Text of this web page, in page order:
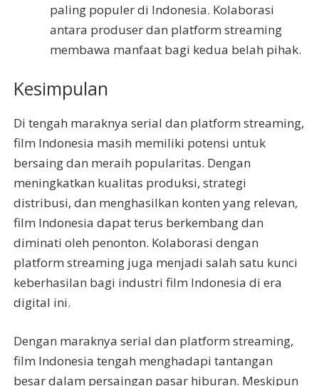
paling populer di Indonesia. Kolaborasi
antara produser dan platform streaming
membawa manfaat bagi kedua belah pihak.
Kesimpulan
Di tengah maraknya serial dan platform streaming,
film Indonesia masih memiliki potensi untuk
bersaing dan meraih popularitas. Dengan
meningkatkan kualitas produksi, strategi
distribusi, dan menghasilkan konten yang relevan,
film Indonesia dapat terus berkembang dan
diminati oleh penonton. Kolaborasi dengan
platform streaming juga menjadi salah satu kunci
keberhasilan bagi industri film Indonesia di era
digital ini.
Dengan maraknya serial dan platform streaming,
film Indonesia tengah menghadapi tantangan
besar dalam persaingan pasar hiburan. Meskipun